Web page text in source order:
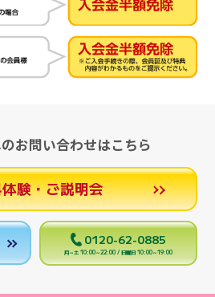
お問い合わせはこちら
験・ご説明会
0120-62-0885
月～土 10:00～22:00 / 日曜日 10:00～19:00